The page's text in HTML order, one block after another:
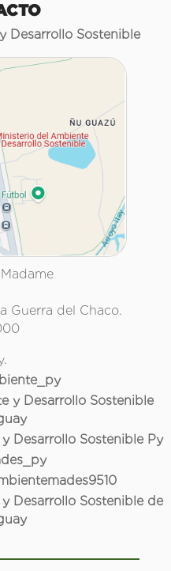
Desarrollo Sostenible
Guerra del Chaco.
y Desarrollo Sostenible
Desarrollo Sostenible Py
Desarrollo Sostenible de